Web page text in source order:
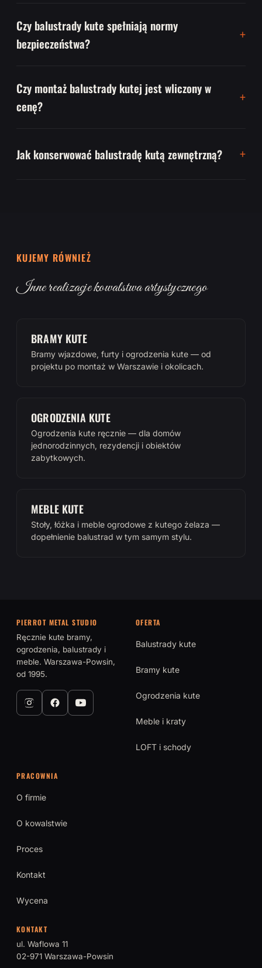
Czy balustrady kute spełniają normy
bezpieczeństwa?
Czy montaż balustrady kutej jest wliczony w
cenę?
Jak konserwować balustradę kutą zewnętrzną?
KUJEMY RÓWNIEŻ
Inne realizacje kowalstwa artystycznego
BRAMY KUTE
Bramy wjazdowe, furty i ogrodzenia kute — od
projektu po montaż w Warszawie i okolicach.
OGRODZENIA KUTE
Ogrodzenia kute ręcznie — dla domów
jednorodzinnych, rezydencji i obiektów
zabytkowych.
MEBLE KUTE
Stoły, łóżka i meble ogrodowe z kutego żelaza —
dopełnienie balustrad w tym samym stylu.
PIERROT METAL STUDIO
Ręcznie kute bramy,
ogrodzenia, balustrady i
meble. Warszawa-Powsin,
od 1995.
OFERTA
Balustrady kute
Bramy kute
Ogrodzenia kute
Meble i kraty
LOFT i schody
PRACOWNIA
O firmie
O kowalstwie
Proces
Kontakt
Wycena
KONTAKT
ul. Waflowa 11
02-971 Warszawa-Powsin